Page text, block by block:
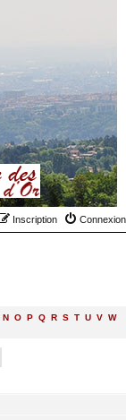
Connexion
Inscription
N O P Q R S T U V W